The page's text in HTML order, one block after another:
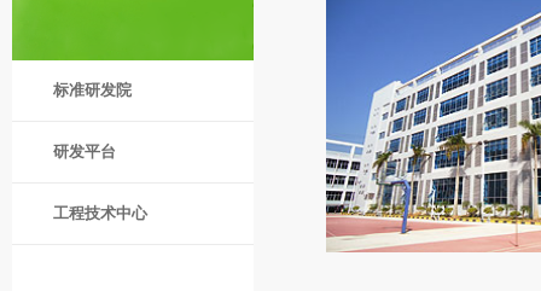
标准研发院
研发平台
工程技术中心